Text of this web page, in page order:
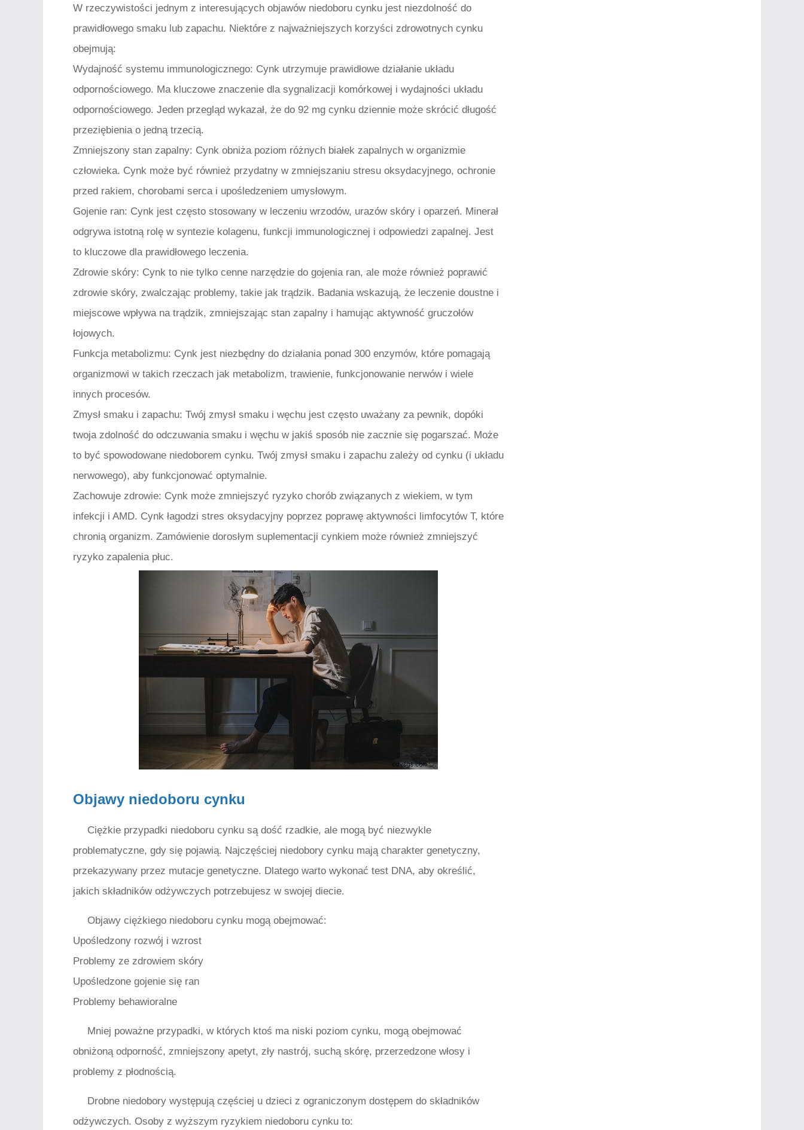
W rzeczywistości jednym z interesujących objawów niedoboru cynku jest niezdolność do
prawidłowego smaku lub zapachu. Niektóre z najważniejszych korzyści zdrowotnych cynku
obejmują:
Wydajność systemu immunologicznego: Cynk utrzymuje prawidłowe działanie układu
odpornościowego. Ma kluczowe znaczenie dla sygnalizacji komórkowej i wydajności układu
odpornościowego. Jeden przegląd wykazał, że do 92 mg cynku dziennie może skrócić długość
przeziębienia o jedną trzecią.
Zmniejszony stan zapalny: Cynk obniża poziom różnych białek zapalnych w organizmie
człowieka. Cynk może być również przydatny w zmniejszaniu stresu oksydacyjnego, ochronie
przed rakiem, chorobami serca i upośledzeniem umysłowym.
Gojenie ran: Cynk jest często stosowany w leczeniu wrzodów, urazów skóry i oparzeń. Minerał
odgrywa istotną rolę w syntezie kolagenu, funkcji immunologicznej i odpowiedzi zapalnej. Jest
to kluczowe dla prawidłowego leczenia.
Zdrowie skóry: Cynk to nie tylko cenne narzędzie do gojenia ran, ale może również poprawić
zdrowie skóry, zwalczając problemy, takie jak trądzik. Badania wskazują, że leczenie doustne i
miejscowe wpływa na trądzik, zmniejszając stan zapalny i hamując aktywność gruczołów
łojowych.
Funkcja metabolizmu: Cynk jest niezbędny do działania ponad 300 enzymów, które pomagają
organizmowi w takich rzeczach jak metabolizm, trawienie, funkcjonowanie nerwów i wiele
innych procesów.
Zmysł smaku i zapachu: Twój zmysł smaku i węchu jest często uważany za pewnik, dopóki
twoja zdolność do odczuwania smaku i węchu w jakiś sposób nie zacznie się pogarszać. Może
to być spowodowane niedoborem cynku. Twój zmysł smaku i zapachu zależy od cynku (i układu
nerwowego), aby funkcjonować optymalnie.
Zachowuje zdrowie: Cynk może zmniejszyć ryzyko chorób związanych z wiekiem, w tym
infekcji i AMD. Cynk łagodzi stres oksydacyjny poprzez poprawę aktywności limfocytów T, które
chronią organizm. Zamówienie dorosłym suplementacji cynkiem może również zmniejszyć
ryzyko zapalenia płuc.
Objawy niedoboru cynku
Ciężkie przypadki niedoboru cynku są dość rzadkie, ale mogą być niezwykle
problematyczne, gdy się pojawią. Najczęściej niedobory cynku mają charakter genetyczny,
przekazywany przez mutacje genetyczne. Dlatego warto wykonać test DNA, aby określić,
jakich składników odżywczych potrzebujesz w swojej diecie.
Objawy ciężkiego niedoboru cynku mogą obejmować:
Upośledzony rozwój i wzrost
Problemy ze zdrowiem skóry
Upośledzone gojenie się ran
Problemy behawioralne
Mniej poważne przypadki, w których ktoś ma niski poziom cynku, mogą obejmować
obniżoną odporność, zmniejszony apetyt, zły nastrój, suchą skórę, przerzedzone włosy i
problemy z płodnością.
Drobne niedobory występują częściej u dzieci z ograniczonym dostępem do składników
odżywczych. Osoby z wyższym ryzykiem niedoboru cynku to: